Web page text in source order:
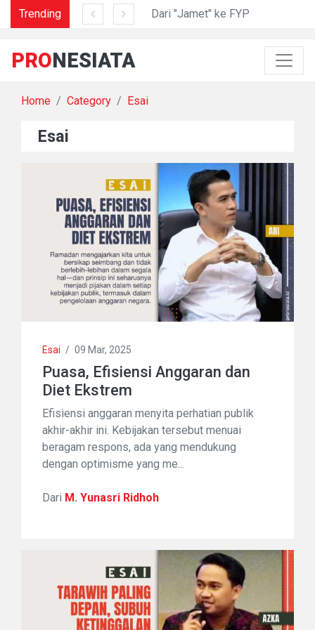
Trending
di Lidah Sani Dari "Jamet" ke FYP
PRONESIATA
Home Category Esai
Esai
Esai / 09 Mar, 2025
Puasa, Efisiensi Anggaran dan
Diet Ekstrem
Efisiensi anggaran menyita perhatian publik
akhir-akhir ini. Kebijakan tersebut menuai
beragam respons, ada yang mendukung
dengan optimisme yang me...
Dari M. Yunasri Ridhoh